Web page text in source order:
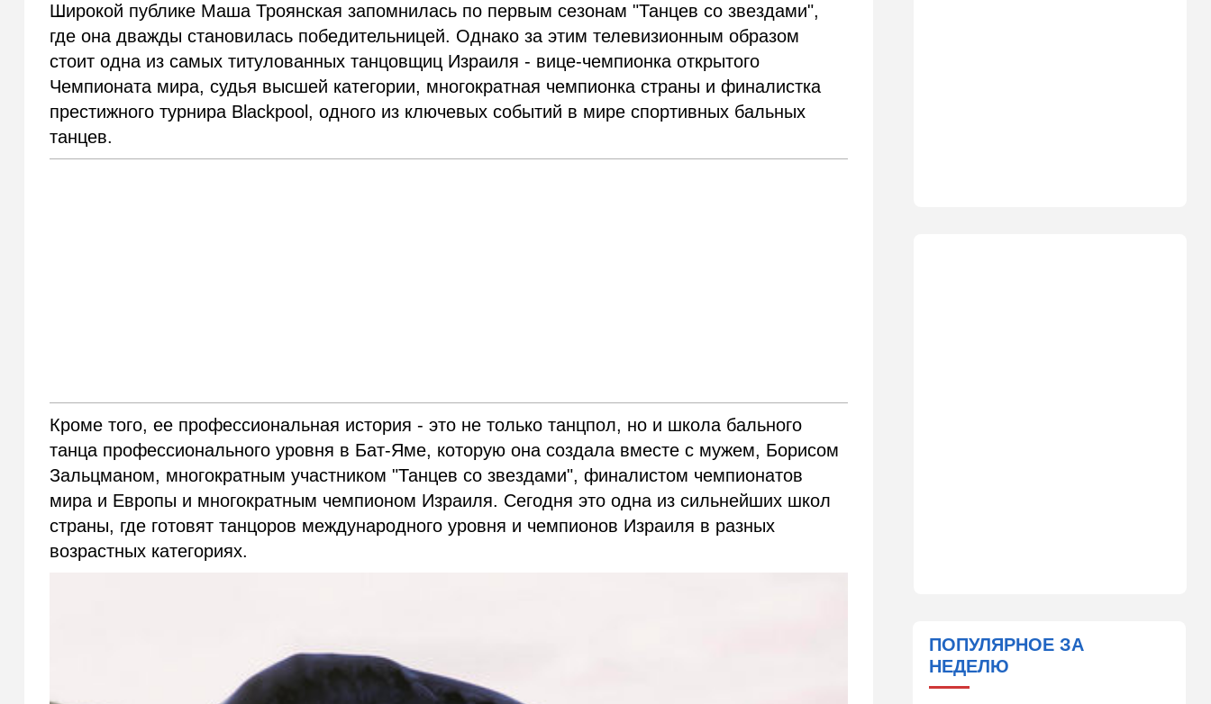
Широкой публике Маша Троянская запомнилась по первым сезонам "Танцев со звездами",
где она дважды становилась победительницей. Однако за этим телевизионным образом
стоит одна из самых титулованных танцовщиц Израиля - вице-чемпионка открытого
Чемпионата мира, судья высшей категории, многократная чемпионка страны и финалистка
престижного турнира Blackpool, одного из ключевых событий в мире спортивных бальных
танцев.
Кроме того, ее профессиональная история - это не только танцпол, но и школа бального
танца профессионального уровня в Бат-Яме, которую она создала вместе с мужем, Борисом
Зальцманом, многократным участником "Танцев со звездами", финалистом чемпионатов
мира и Европы и многократным чемпионом Израиля. Сегодня это одна из сильнейших школ
страны, где готовят танцоров международного уровня и чемпионов Израиля в разных
возрастных категориях.
11:15 В мире
ПОПУЛЯРНОЕ ЗА
НЕДЕЛЮ